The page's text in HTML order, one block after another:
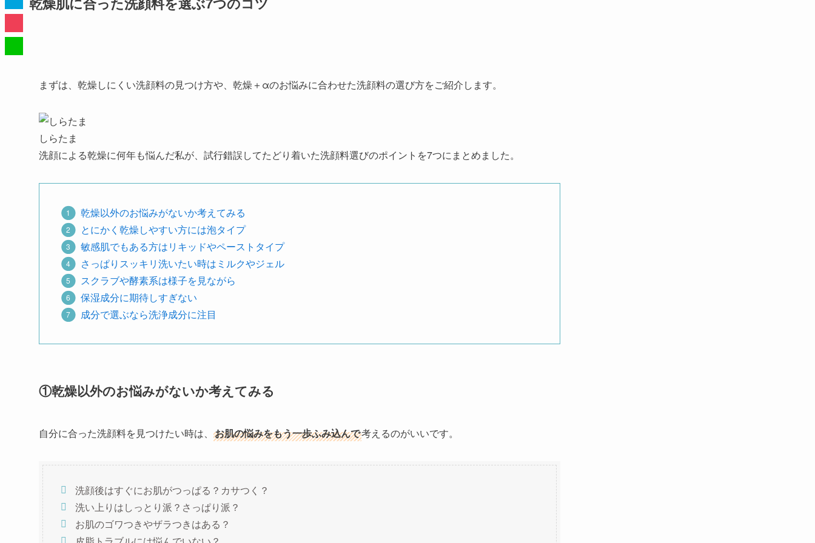
まずは、 乾燥しにくい洗顔料の見つけ方や、 乾燥＋αのお悩みに合わせた洗顔料の選び方をご紹介します。
しらたま
洗顔による乾燥に何年も悩んだ私が、 試行錯誤してたどり着いた洗顔料選びのポイント を7つにまとめました。
乾燥以外のお悩みがないか考えてみる
とにかく乾燥しやすい方には泡タイプ
敏感肌でもある方はリキッドやペーストタイプ
さっぱりスッキリ洗いたい時はミルクやジェル
スクラブや酵素系は様子を見ながら
保湿成分に期待しすぎない
成分で選ぶなら洗浄成分に注目
①乾燥以外のお悩みがないか考えてみる
自分に合った洗顔料を見つけたい時は、 お肌の悩みをもう一歩ふみ込んで考えるのがいいです。
洗顔後はすぐにお肌がつっぱる？カサつく？
洗い上りはしっとり派？さっぱり派？
お肌のゴワつきやザラつきはある？